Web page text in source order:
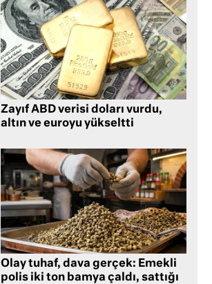
Zayıf ABD verisi doları vurdu,
altın ve euroyu yükseltti
Olay tuhaf, dava gerçek: Emekli
polis iki ton bamya çaldı, sattığı